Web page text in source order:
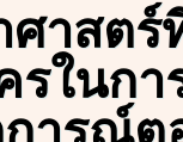
าสตร์
รในก
การณ์